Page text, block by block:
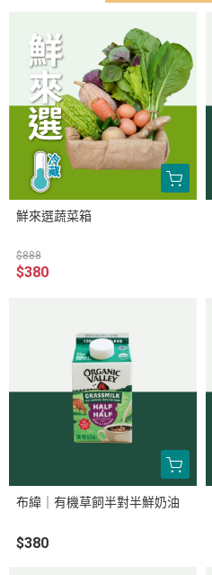
鮮來選蔬菜箱
$888
$380
布緯｜有機草飼半對半鮮奶油
$380